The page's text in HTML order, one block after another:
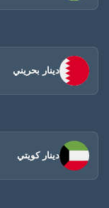
دينار بحريني
دينار كويتي